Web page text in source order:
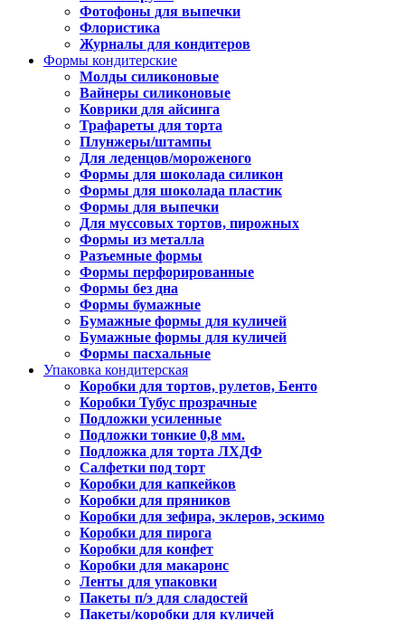
Фотофоны для выпечки
Флористика
Журналы для кондитеров
Формы кондитерские
Молды силиконовые
Вайнеры силиконовые
Коврики для айсинга
Трафареты для торта
Плунжеры/штампы
Для леденцов/мороженого
Формы для шоколада силикон
Формы для шоколада пластик
Формы для выпечки
Для муссовых тортов, пирожных
Формы из металла
Разъемные формы
Формы перфорированные
Формы без дна
Формы бумажные
Бумажные формы для куличей
Бумажные формы для куличей
Формы пасхальные
Упаковка кондитерская
Коробки для тортов, рулетов, Бенто
Коробки Тубус прозрачные
Подложки усиленные
Подложки тонкие 0,8 мм.
Подложка для торта ЛХДФ
Салфетки под торт
Коробки для капкейков
Коробки для пряников
Коробки для зефира, эклеров, эскимо
Коробки для пирога
Коробки для конфет
Коробки для макаронс
Ленты для упаковки
Пакеты п/э для сладостей
Пакеты/коробки для куличей